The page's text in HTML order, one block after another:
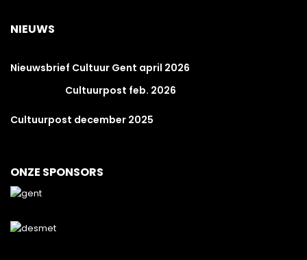
NIEUWS
Nieuwsbrief Cultuur Gent april 2026
Cultuurpost feb. 2026
Cultuurpost december 2025
ONZE SPONSORS